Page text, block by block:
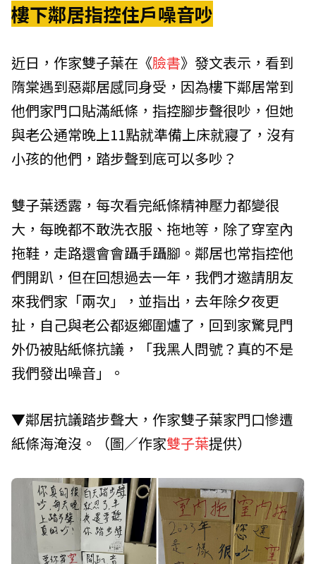
樓下鄰居指控住戶噪音吵
近日，作家雙子葉在《臉書》發文表示，看到
隋棠遇到惡鄰居感同身受，因為樓下鄰居常到
他們家門口貼滿紙條，指控腳步聲很吵，但她
與老公通常晚上11點就準備上床就寢了，沒有
小孩的他們，踏步聲到底可以多吵？
雙子葉透露，每次看完紙條精神壓力都變很
大，每晚都不敢洗衣服、拖地等，除了穿室內
拖鞋，走路還會會躡手躡腳。鄰居也常指控他
們開趴，但在回想過去一年，我們才邀請朋友
來我們家「兩次」，並指出，去年除夕夜更
扯，自己與老公都返鄉圍爐了，回到家驚見門
外仍被貼紙條抗議，「我黑人問號？真的不是
我們發出噪音」。
▼鄰居抗議踏步聲大，作家雙子葉家門口慘遭
紙條海淹沒。（圖／作家雙子葉提供）